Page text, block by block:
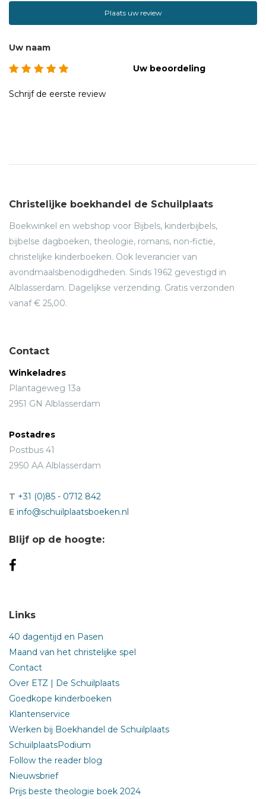
Plaats uw review
Uw naam
Uw beoordeling
Schrijf de eerste review
Christelijke boekhandel de Schuilplaats
Boekwinkel en webshop voor Bijbels, kinderbijbels,
bijbelse dagboeken, theologie, romans, non-fictie,
christelijke kinderboeken. Ook leverancier van
avondmaalsbenodigdheden. Sinds 1962 gevestigd in
Alblasserdam. Dagelijkse verzending. Gratis verzonden
vanaf € 25,00.
Contact
Winkeladres
Plantageweg 13a
2951 GN Alblasserdam
Postadres
Postbus 41
2950 AA Alblasserdam
T +31 (0)85 - 0712 842
E info@schuilplaatsboeken.nl
Blijf op de hoogte:
Links
40 dagentijd en Pasen
Maand van het christelijke spel
Contact
Over ETZ | De Schuilplaats
Goedkope kinderboeken
Klantenservice
Werken bij Boekhandel de Schuilplaats
SchuilplaatsPodium
Follow the reader blog
Nieuwsbrief
Prijs beste theologie boek 2024